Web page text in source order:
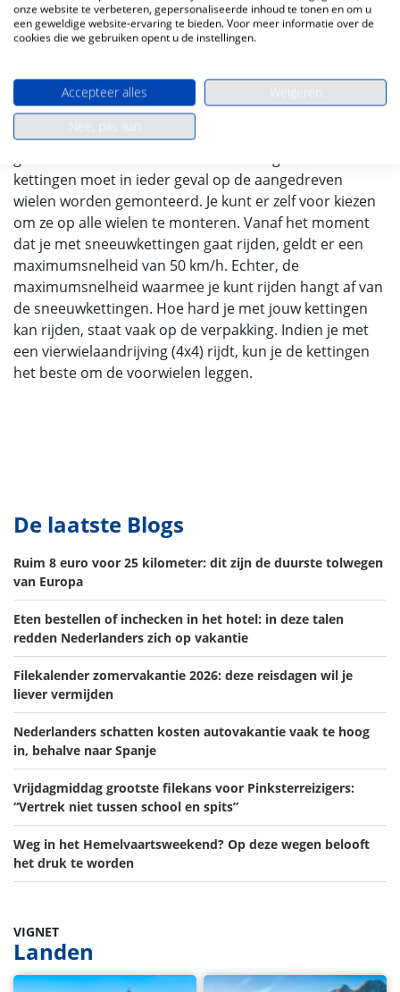
Wanneer je in de winter naar Oostenrijk rijdt, dien je
ten aller tijden sneeuwkettingen mee te nemen. Het is
wordt aangegeven met een verkeersbord. Zie je een
rond, blauw bord, waarop een autoband met een
sneeuwketting op geïllustreerd staat, dan dien je
kettingen moet in ieder geval op de aangedreven
wielen worden gemonteerd. Je kunt er zelf voor kiezen
om ze op alle wielen te monteren. Vanaf het moment
dat je met sneeuwkettingen gaat rijden, geldt er een
maximumsnelheid van 50 km/h. Echter, de
maximumsnelheid waarmee je kunt rijden hangt af van
de sneeuwkettingen. Hoe hard je met jouw kettingen
kan rijden, staat vaak op de verpakking. Indien je met
een vierwielaandrijving (4x4) rijdt, kun je de kettingen
het beste om de voorwielen leggen.
De laatste Blogs
Ruim 8 euro voor 25 kilometer: dit zijn de duurste tolwegen
van Europa
Eten bestellen of inchecken in het hotel: in deze talen
redden Nederlanders zich op vakantie
Filekalender zomervakantie 2026: deze reisdagen wil je
liever vermijden
Nederlanders schatten kosten autovakantie vaak te hoog
in, behalve naar Spanje
Vrijdagmiddag grootste filekans voor Pinksterreizigers:
“Vertrek niet tussen school en spits”
Weg in het Hemelvaartsweekend? Op deze wegen belooft
het druk te worden
VIGNET
Landen
onze website te verbeteren, gepersonaliseerde inhoud te tonen en om u
een geweldige website-ervaring te bieden. Voor meer informatie over de
cookies die we gebruiken opent u de instellingen.
Accepteer alles